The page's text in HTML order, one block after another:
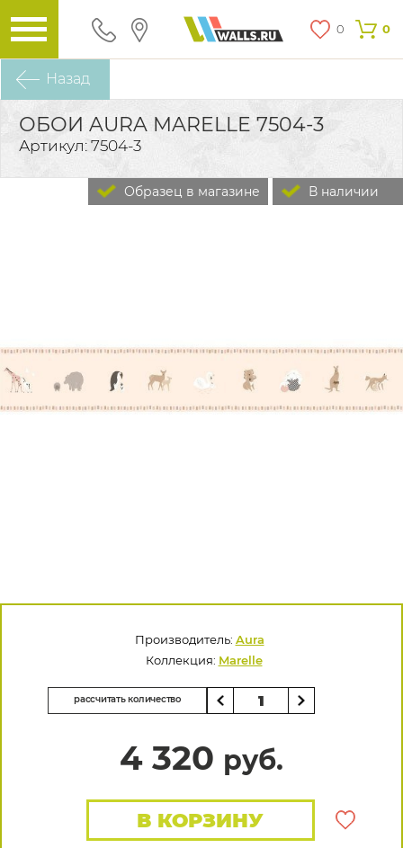
0 0
Назад
ОБОИ AURA MARELLE 7504-3
Артикул: 7504-3
В наличии
Образец в магазине
Производитель: Aura
Коллекция: Marelle
рассчитать количество
4 320 руб.
В КОРЗИНУ